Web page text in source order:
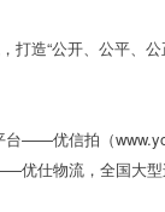
打造“公开、公平、
——优信拍（
仕物流，全国大